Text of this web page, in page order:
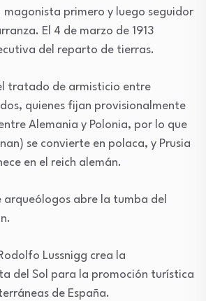
magonista primero y luego seguidor
El 4 de marzo de 1913
del reparto de tierras.
tratado de armisticio entre
quienes fijan provisionalmente
Alemania y Polonia, por lo que
se convierte en polaca, y Prusia
en el reich alemán.
arqueólogos abre la tumba del
Lussnigg crea la
del Sol para la promoción turística
de España.